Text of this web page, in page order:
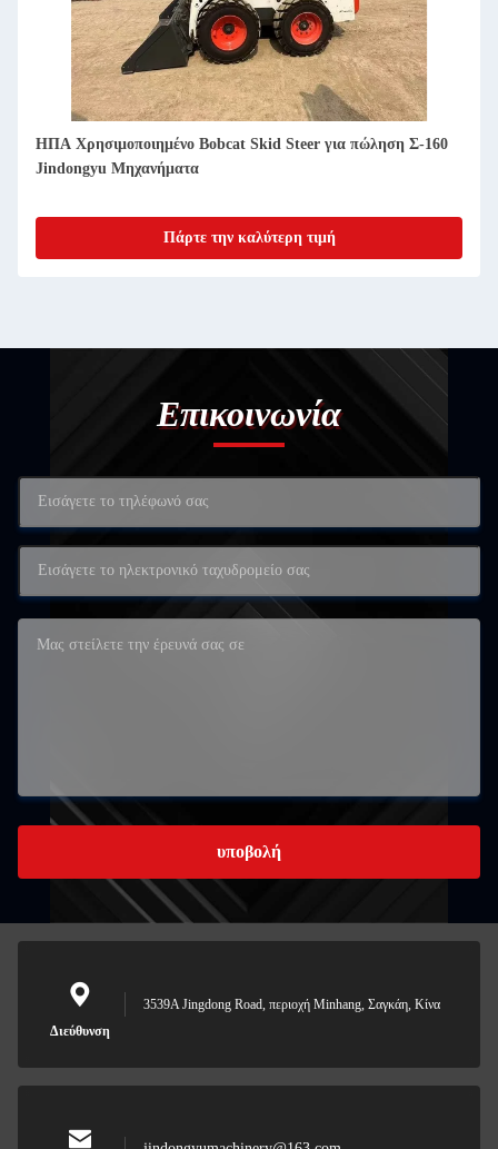
ΗΠΑ Χρησιμοποιημένο Bobcat Skid Steer προς πώληση Σ550
Jindongyu Μηχανήματα
Πάρτε την καλύτερη τιμή
Επικοινωνία
υποβολή
Διεύθυνση
3539A Jingdong Road, περιοχή Minhang, Σαγκάη, Κίνα